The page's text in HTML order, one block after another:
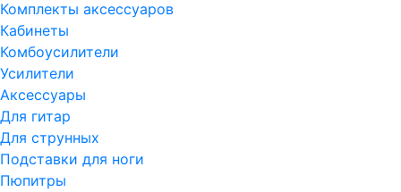
Комплекты аксессуаров
Кабинеты
Комбоусилители
Усилители
Аксессуары
Для гитар
Для струнных
Подставки для ноги
Пюпитры